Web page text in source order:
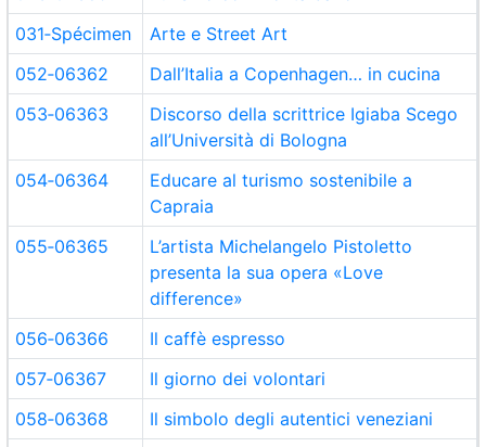
031‑Spécimen
Arte e Street Art
052‑06362
Dall’Italia a Copenhagen… in cucina
053‑06363
Discorso della scrittrice Igiaba Scego
all’Università di Bologna
054‑06364
Educare al turismo sostenibile a
Capraia
055‑06365
L’artista Michelangelo Pistoletto
presenta la sua opera «Love
difference»
056‑06366
Il caffè espresso
057‑06367
Il giorno dei volontari
058‑06368
Il simbolo degli autentici veneziani